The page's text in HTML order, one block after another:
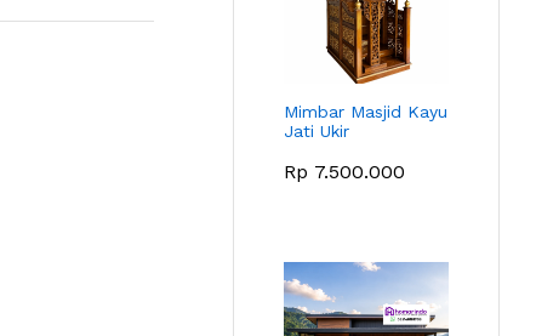
Mimbar Masjid Kayu
Jati Ukir
Rp 7.500.000